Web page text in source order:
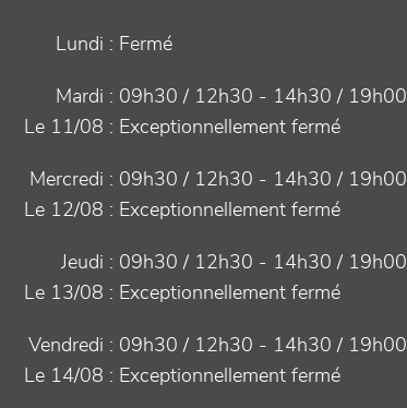
Lundi : Fermé
Mardi : 09h30 / 12h30 - 14h30 / 19h00
Le 11/08 : Exceptionnellement fermé
Mercredi : 09h30 / 12h30 - 14h30 / 19h00
Le 12/08 : Exceptionnellement fermé
Jeudi : 09h30 / 12h30 - 14h30 / 19h00
Le 13/08 : Exceptionnellement fermé
Vendredi : 09h30 / 12h30 - 14h30 / 19h00
Le 14/08 : Exceptionnellement fermé